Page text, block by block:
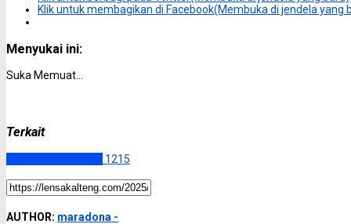
Klik untuk membagikan di Facebook(Membuka di jendela yang
Menyukai ini:
Suka Memuat...
Terkait
1215
AUTHOR: maradona -